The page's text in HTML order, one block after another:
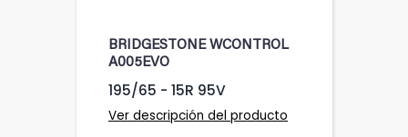
BRIDGESTONE WCONTROL
A005EVO
195/65 - 15R 95V
Ver descripción del producto